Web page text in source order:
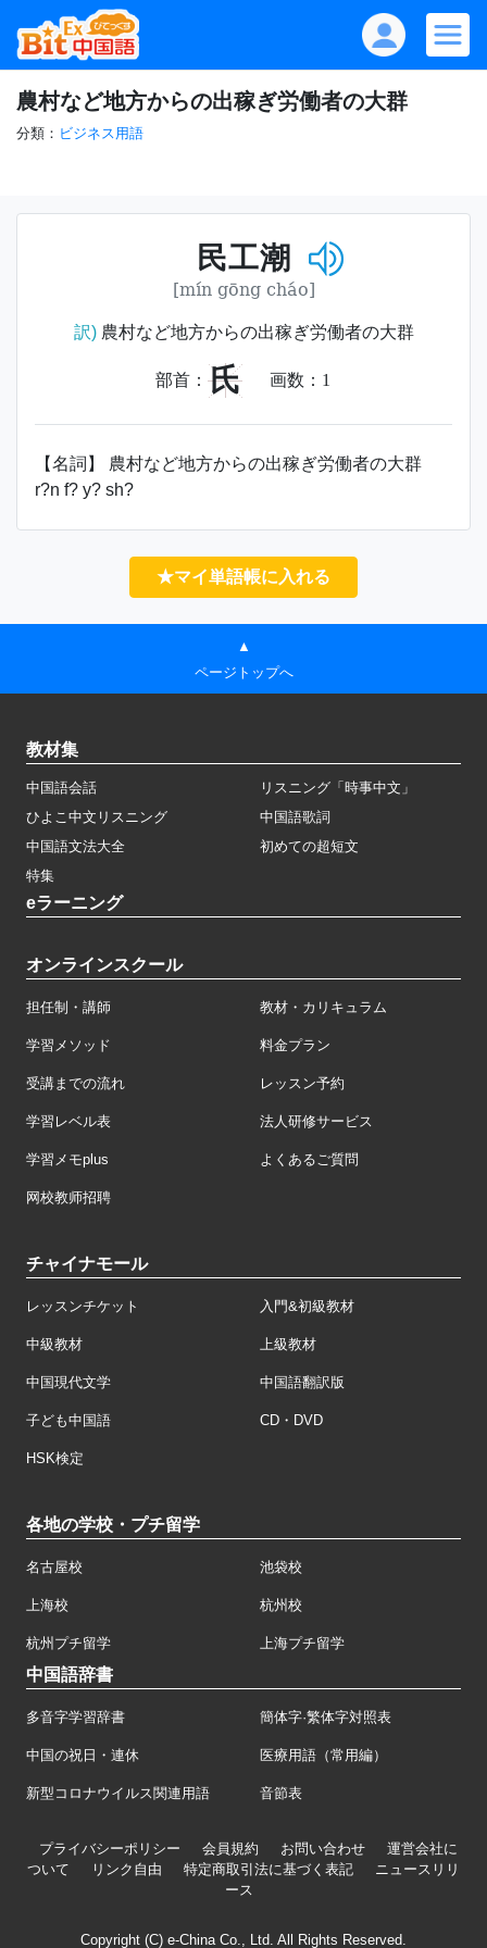
農村など地方からの出稼ぎ労働者の大群
分類： ビジネス用語
民工潮
[mín gōng cháo]
訳)農村など地方からの出稼ぎ労働者の大群
部首： 氏 画数： 1
【名詞】 農村など地方からの出稼ぎ労働者の大群
r?n f? y? sh?
★マイ単語帳に入れる
▲
ページトップへ
教材集
中国語会話
リスニング「時事中文」
ひよこ中文リスニング
中国語歌詞
中国語文法大全
初めての超短文
特集
eラーニング
オンラインスクール
担任制・講師 教材・カリキュラム
学習メソッド 料金プラン
受講までの流れ レッスン予約
学習レベル表 法人研修サービス
学習メモplus よくあるご質問
网校教师招聘
チャイナモール
レッスンチケット 入門&初級教材
中級教材 上級教材
中国現代文学 中国語翻訳版
子ども中国語 CD・DVD
HSK検定
各地の学校・プチ留学
名古屋校 池袋校
上海校 杭州校
杭州プチ留学 上海プチ留学
中国語辞書
多音字学習辞書 簡体字·繁体字対照表
中国の祝日・連休 医療用語（常用編）
新型コロナウイルス関連用語 音節表
プライバシーポリシー 会員規約 お問い合わせ
運営会社に
ついて
リンク自由 特定商取引法に基づく表記
ニュースリリ
ース
Copyright (C) e-China Co., Ltd. All Rights Reserved.